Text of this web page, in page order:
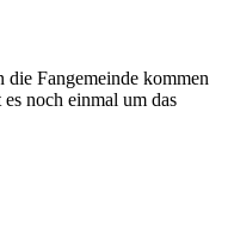
die Fangemeinde kommen
noch einmal um das